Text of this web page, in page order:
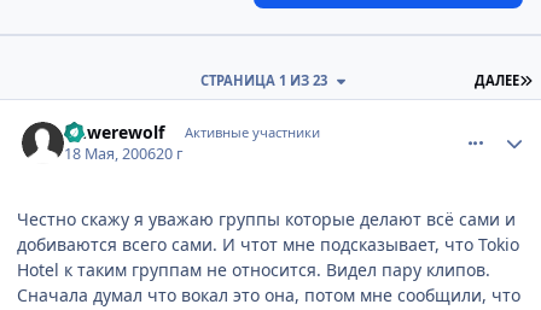
ДАЛЕЕ
СТРАНИЦА 1 ИЗ 23
Dr.werewolf Активные участники
18 Мая, 200620 г
Честно скажу я уважаю группы которые делают всё сами и
добиваются всего сами. И чтот мне подсказывает, что Tokio
Hotel к таким группам не относится. Видел пару клипов.
Сначала думал что вокал это она, потом мне сообщили, что